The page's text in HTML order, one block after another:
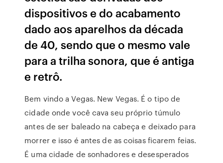
dispositivos e do acabamento
dado aos aparelhos da década
de 40, sendo que o mesmo vale
para a trilha sonora, que é antiga
e retrô.
Bem vindo a Vegas. New Vegas. É o tipo de
cidade onde você cava seu próprio túmulo
antes de ser baleado na cabeça e deixado para
morrer e isso é antes de as coisas ficarem feias.
É uma cidade de sonhadores e desesperados